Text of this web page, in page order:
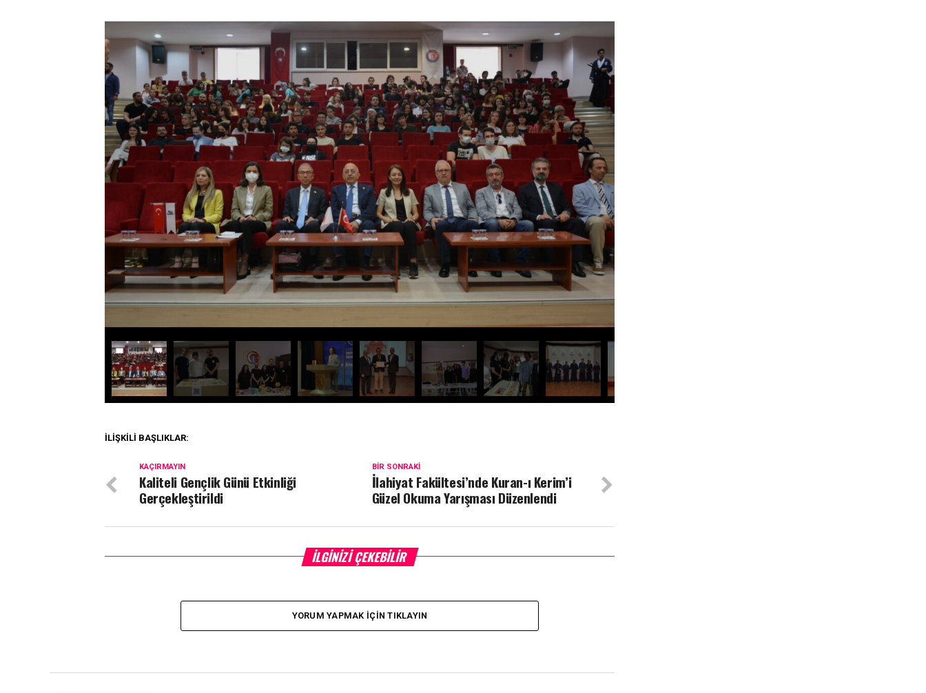
İLIŞKILI BAŞLIKLAR:
BIR SONRAKI
İlahiyat Fakültesi’nde Kuran-ı Kerim’i
Güzel Okuma Yarışması Düzenlendi
KAÇIRMAYIN
Kaliteli Gençlik Günü Etkinliği
Gerçekleştirildi
İLGINIZI ÇEKEBILIR
YORUM YAPMAK İÇIN TIKLAYIN